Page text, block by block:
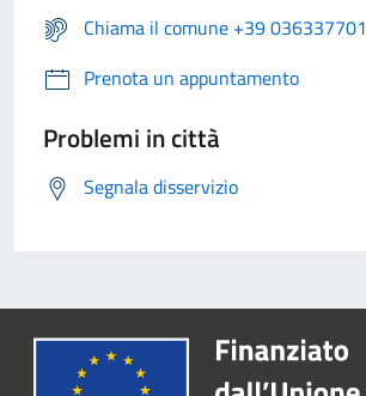
Chiama il comune +39 036337701
Prenota un appuntamento
Problemi in città
Segnala disservizio